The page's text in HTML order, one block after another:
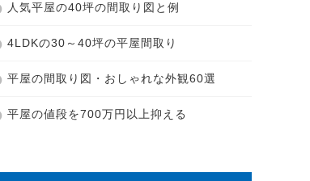
人気平屋の40坪の間取り図と例
4LDKの30～40坪の平屋間取り
平屋の間取り図・おしゃれな外観60選
平屋の値段を700万円以上抑える